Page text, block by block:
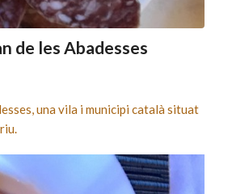
de les Abadesses
una vila i municipi català situat